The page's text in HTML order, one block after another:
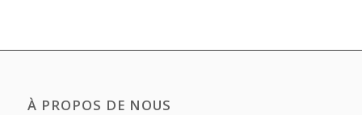
À PROPOS DE NOUS